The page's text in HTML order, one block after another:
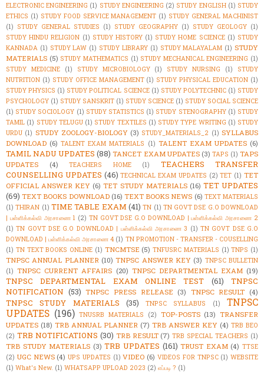
ELECTRONIC ENGINEERING (1) STUDY ENGINEERING (2) STUDY ENGLISH (1) STUDY
ETHICS (1) STUDY FOOD SERVICE MANAGEMENT (1) STUDY GENERAL MACHINIST
(1) STUDY GENERAL STUDIES (1) STUDY GEOGRAPHY (1) STUDY GEOLOGY (1)
STUDY HINDU RELIGION (1) STUDY HISTORY (1) STUDY HOME SCIENCE (1) STUDY
KANNADA (1) STUDY LAW (1) STUDY LIBRARY (1) STUDY MALAYALAM (1) STUDY
MATERIALS (5) STUDY MATHEMATICS (1) STUDY MECHANICAL ENGINEERING (1)
STUDY MEDICINE
(1) STUDY MICROBIOLOGY (1) STUDY NURSING (1)
STUDY
NUTRITION (1) STUDY OFFICE MANAGEMENT (1) STUDY PHYSICAL EDUCATION (1)
STUDY PHYSICS (1) STUDY POLITICAL SCIENCE (1) STUDY POLYTECHNIC (1) STUDY
PSYCHOLOGY (1) STUDY SANSKRIT (1) STUDY SCIENCE (1) STUDY SOCIAL SCIENCE
(1) STUDY SOCIOLOGY (1) STUDY STATISTICS (1) STUDY STENOGRAPHY (1) STUDY
TAMIL (1) STUDY TELUGU (1) STUDY TEXTILES (1) STUDY TYPE WRITING (1) STUDY
URDU (1) STUDY ZOOLOGY-BIOLOGY (3) STUDY_MATERIALS_2 (1) SYLLABUS
DOWNLOAD (6) TALENT EXAM MATERIALS (1) TALENT EXAM UPDATES (6)
TAMIL NADU UPDATES (88) TANCET EXAM UPDATES (3) TAPS (1) TAPS
UPDATES
(4) TEACHERS HOME (1)
TEACHERS TRANSFER
COUNSELLING UPDATES (46) TECHNICAL EXAM UPDATES (2) TET (1) TET
OFFICIAL ANSWER KEY (6) TET STUDY MATERIALS (16) TET UPDATES
(69) TEXT BOOKS DOWNLOAD (16) TEXT BOOKS NEWS (6) TEXT MATERIALS
(1) THIRAN (1) TIME TABLE EXAM (41) TN (1) TN GOVT DSE G.O DOWNLOAD
| பள்ளிக்கல்வி அரசாணை 1 (2) TN GOVT DSE G.O DOWNLOAD | பள்ளிக்கல்வி அரசாணை 2
(1) TN GOVT DSE G.O DOWNLOAD | பள்ளிக்கல்வி அரசாணை 3 (1) TN GOVT DSE G.O
DOWNLOAD | பள்ளிக்கல்வி அரசாணை 4 (1) TN PROMOTION - TRANSFER - COUSELLING
(1) TN TEXT BOOKS ONLINE (1) TNCMTSE (5) TNFUSRC MATERIALS (1) TNPS (1)
TNPSC ANNUAL PLANNER (10) TNPSC ANSWER KEY (3) TNPSC BULLETIN
(1) TNPSC CURRENT AFFAIRS (20) TNPSC DEPARTMENTAL EXAM (19)
TNPSC DEPARTMENTAL EXAM ONLINE TEST (61)
TNPSC
NOTIFICATION (53) TNPSC PRESS RELEASE (3) TNPSC RESULT (4)
TNPSC STUDY MATERIALS (35) TNPSC SYLLABUS (1)
TNPSC
UPDATES (196) TNUSRB MATERIALS (2) TOP-POSTS (13) TRANSFER
UPDATES (18) TRB ANNUAL PLANNER (7) TRB ANSWER KEY (4) TRB BEO
(2) TRB NOTIFICATIONS (30) TRB RESULT (7) TRB SPECIAL TEACHERS (1)
TRB STUDY MATERIALS (3) TRB UPDATES (161) TRUST EXAM (4) TTSE
(2) UGC NEWS (4) UPS UPDATES (1) VIDEO (6) VIDEOS FOR TNPSC (1) WEBSITE
(1) What's New. (1) WHATSAPP UPLOAD 2023 (2) எப்படி ? (1)